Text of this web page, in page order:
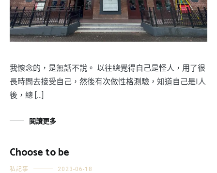
我懷念的，是無話不說。 以往總覺得自己是怪人，用了很
長時間去接受自己，然後有次做性格測驗，知道自己是I人
後，總 […]
閱讀更多
Choose to be
私記事 2023-06-18